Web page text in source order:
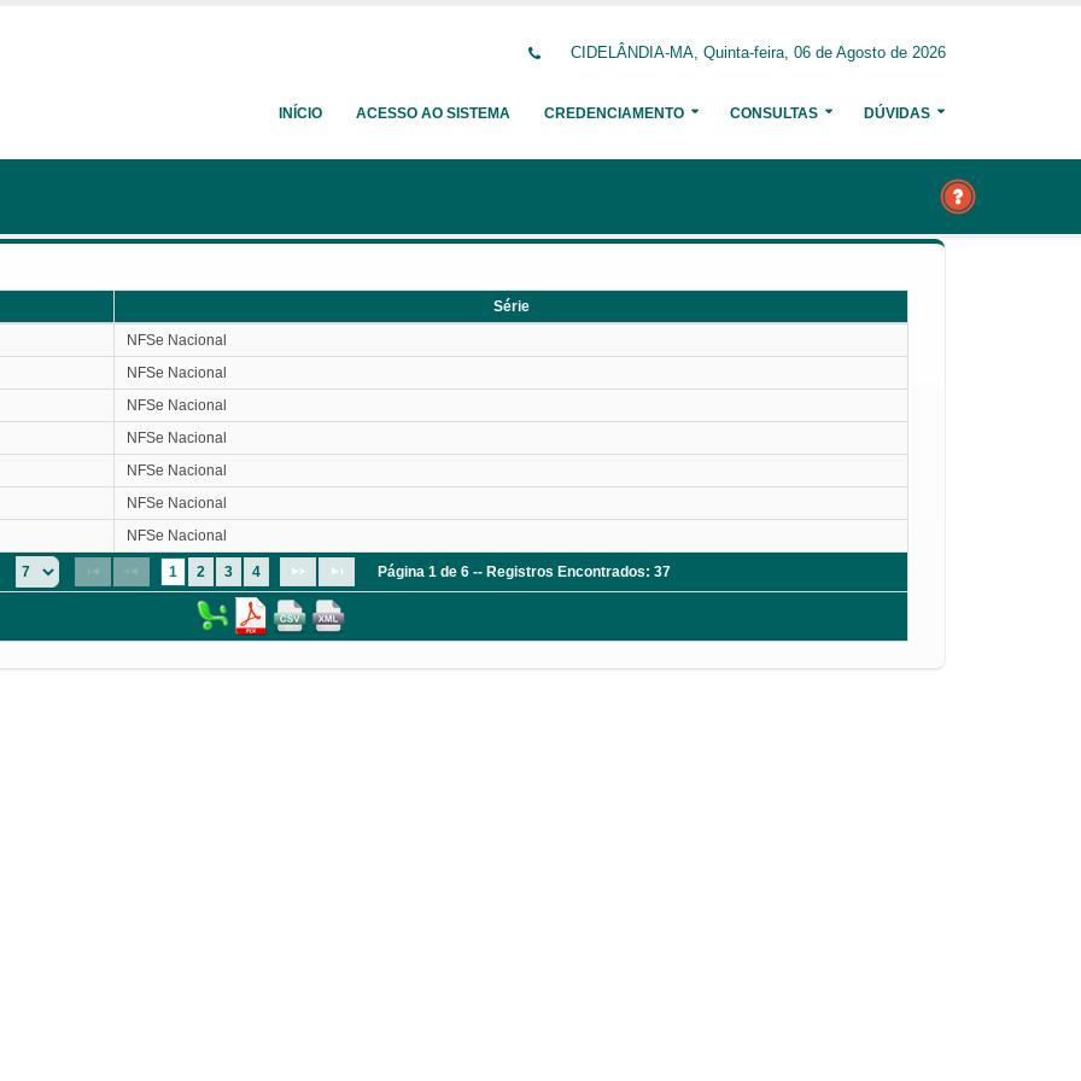
CIDELÂNDIA-MA, Quinta-feira, 06 de Agosto de 2026
INÍCIO ACESSO AO SISTEMA CREDENCIAMENTO CONSULTAS DÚVIDAS
Série
NFSe Nacional
NFSe Nacional
NFSe Nacional
NFSe Nacional
NFSe Nacional
NFSe Nacional
NFSe Nacional
1 2 3 4 Página 1 de 6 -- Registros Encontrados: 37